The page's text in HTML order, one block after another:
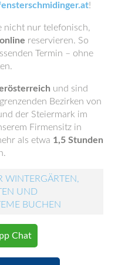
!
nicht nur telefonisch,
online reservieren. So
Termin – ohne
und sind
Bezirken von
der Steiermark im
Firmensitz in
als etwa 1,5 Stunden
WINTERGÄRTEN,
UND
BUCHEN
Chat